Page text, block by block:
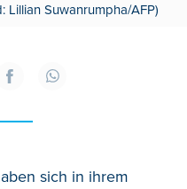
Lillian Suwanrumpha/AFP)
sich in ihrem